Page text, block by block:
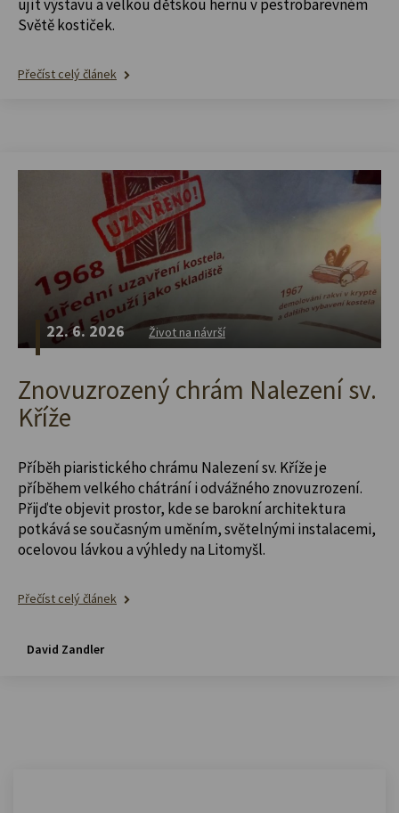
ujít výstavu a velkou dětskou hernu v pestrobarevném
Světě kostiček.
Přečíst celý článek
22. 6. 2026 Život na návrší
Znovuzrozený chrám Nalezení sv.
Kříže
Příběh piaristického chrámu Nalezení sv. Kříže je
příběhem velkého chátrání i odvážného znovuzrození.
Přijďte objevit prostor, kde se barokní architektura
potkává se současným uměním, světelnými instalacemi,
ocelovou lávkou a výhledy na Litomyšl.
Přečíst celý článek
David Zandler